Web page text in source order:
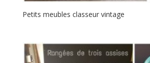
Petits meubles classeur vintage